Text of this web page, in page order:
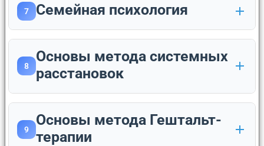
7 Cемейная психология
8
Основы метода системных
расстановок
9
Основы метода Гештальт-
терапии